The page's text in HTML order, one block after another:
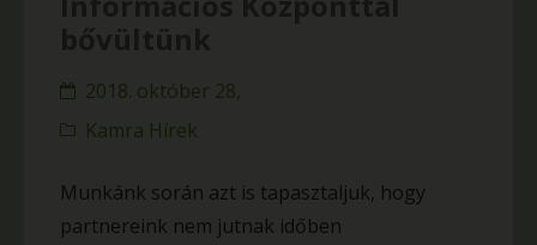
2018. október 28,
Kamra Hírek
Munkánk során azt is tapasztaljuk, hogy
partnereink nem jutnak időben